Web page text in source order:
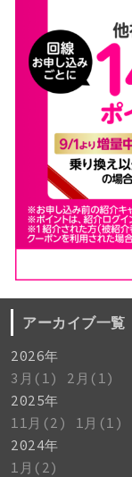
アーカイブ一覧
2026年
3月(1)
2月(1)
2025年
11月(2)
1月(1)
2024年
1月(2)